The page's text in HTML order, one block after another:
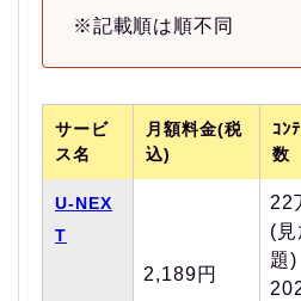
※記載順は順不同
サービ
ス名
月額料金(税
込)
ｺﾝ
数
U-NEX
T
2,189円
22
(見
題)